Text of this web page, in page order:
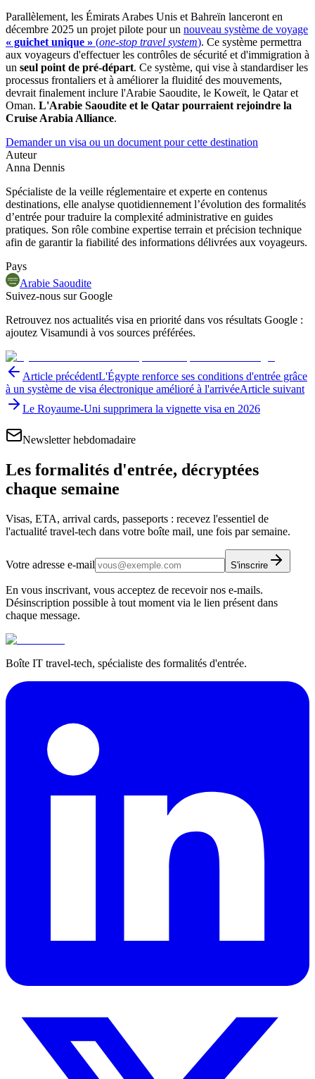
Parallèlement, les Émirats Arabes Unis et Bahreïn lanceront en
décembre 2025 un projet pilote pour un nouveau système de voyage
« guichet unique » (one-stop travel system). Ce système permettra
aux voyageurs d'effectuer les contrôles de sécurité et d'immigration à
un seul point de pré-départ. Ce système, qui vise à standardiser les
processus frontaliers et à améliorer la fluidité des mouvements,
devrait finalement inclure l'Arabie Saoudite, le Koweït, le Qatar et
Oman. L'Arabie Saoudite et le Qatar pourraient rejoindre la
Cruise Arabia Alliance.
Demander un visa ou un document pour cette destination
Auteur
Anna Dennis
Spécialiste de la veille réglementaire et experte en contenus
destinations, elle analyse quotidiennement l’évolution des formalités
d’entrée pour traduire la complexité administrative en guides
pratiques. Son rôle combine expertise terrain et précision technique
afin de garantir la fiabilité des informations délivrées aux voyageurs.
Pays
Arabie Saoudite
Suivez-nous sur Google
Retrouvez nos actualités visa en priorité dans vos résultats Google :
ajoutez Visamundi à vos sources préférées.
Article précédentL'Égypte renforce ses conditions d'entrée grâce
à un système de visa électronique amélioré à l'arrivéeArticle suivant
Le Royaume-Uni supprimera la vignette visa en 2026
Newsletter hebdomadaire
Les formalités d'entrée, décryptées
chaque semaine
Visas, ETA, arrival cards, passeports : recevez l'essentiel de
l'actualité travel-tech dans votre boîte mail, une fois par semaine.
Votre adresse e-mail S'inscrire
En vous inscrivant, vous acceptez de recevoir nos e-mails.
Désinscription possible à tout moment via le lien présent dans
chaque message.
Boîte IT travel-tech, spécialiste des formalités d'entrée.